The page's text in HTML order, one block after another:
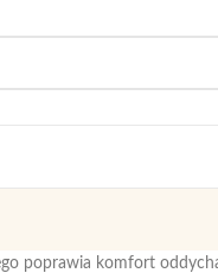
poprawia komfort